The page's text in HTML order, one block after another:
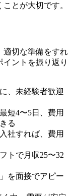
とが大切です。
適切な準備をすれ
ントを振り返り
、未経験者歓迎
短4〜5日、費用
る
社すれば、費用
トで月収25〜32
を面接でアピー